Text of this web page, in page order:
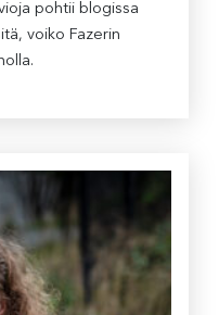
pohtii blogissa
voiko Fazerin